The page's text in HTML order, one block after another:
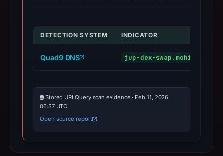
DETECTION SYSTEM INDICATOR
Quad9 DNS jup-dex-swap.mohimen.com
Stored URLQuery scan evidence · Feb 11, 2026
06:37 UTC
Open source report